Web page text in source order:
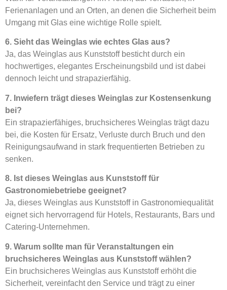
Ferienanlagen und an Orten, an denen die Sicherheit beim
Umgang mit Glas eine wichtige Rolle spielt.
6. Sieht das Weinglas wie echtes Glas aus?
Ja, das Weinglas aus Kunststoff besticht durch ein
hochwertiges, elegantes Erscheinungsbild und ist dabei
dennoch leicht und strapazierfähig.
7. Inwiefern trägt dieses Weinglas zur Kostensenkung
bei?
Ein strapazierfähiges, bruchsicheres Weinglas trägt dazu
bei, die Kosten für Ersatz, Verluste durch Bruch und den
Reinigungsaufwand in stark frequentierten Betrieben zu
senken.
8. Ist dieses Weinglas aus Kunststoff für
Gastronomiebetriebe geeignet?
Ja, dieses Weinglas aus Kunststoff in Gastronomiequalität
eignet sich hervorragend für Hotels, Restaurants, Bars und
Catering-Unternehmen.
9. Warum sollte man für Veranstaltungen ein
bruchsicheres Weinglas aus Kunststoff wählen?
Ein bruchsicheres Weinglas aus Kunststoff erhöht die
Sicherheit, vereinfacht den Service und trägt zu einer